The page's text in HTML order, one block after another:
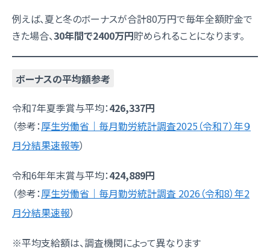
例えば、夏と冬のボーナスが合計80万円で毎年全額貯金で
きた場合、30年間で2400万円貯められることになります。
ボーナスの平均額参考
令和7年夏季賞与平均：426,337円
（参考：厚生労働省｜毎月勤労統計調査2025（令和７）年９
月分結果速報等）
令和6年年末賞与平均：424,889円
（参考：厚生労働省｜毎月勤労統計調査 2026（令和8）年2
月分結果速報）
※平均支給額は、調査機関によって異なります